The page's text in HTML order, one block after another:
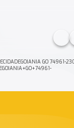
GO 74961-230